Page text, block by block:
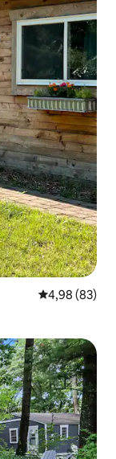
Évaluation
4,98 (83)